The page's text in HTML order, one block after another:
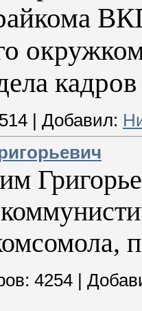
514 | Добавил:
4254